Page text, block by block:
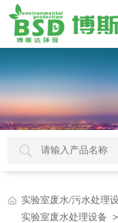
实验室废水/污水处理
实验室废水处理设备